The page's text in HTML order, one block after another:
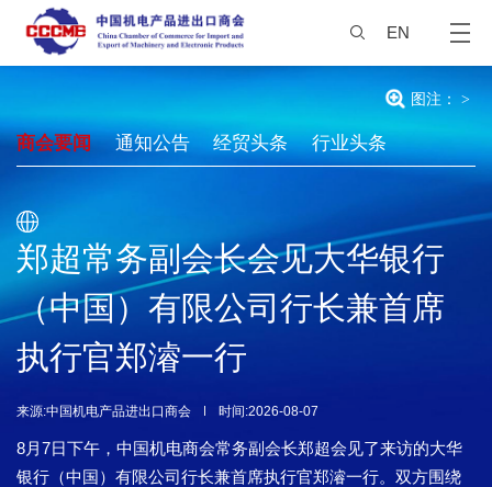
EN
商会要闻 通知公告 经贸头条 行业头条
郑超常务副会长会见大华银行
（中国）有限公司行长兼首席
执行官郑濬一行
来源:中国机电产品进出口商会 时间:2026-08-07
8月7日下午，中国机电商会常务副会长郑超会见了来访的大华
银行（中国）有限公司行长兼首席执行官郑濬一行。双方围绕
图注： >